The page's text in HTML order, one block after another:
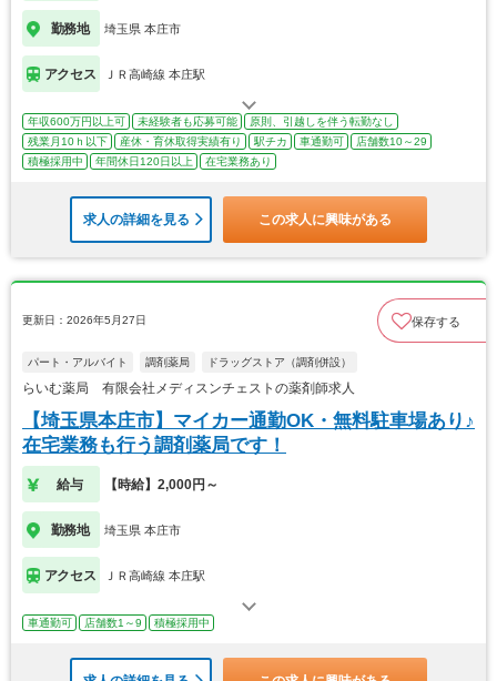
勤務地 埼玉県 本庄市
アクセス ＪＲ高崎線 本庄駅
年収600万円以上可 未経験者も応募可能
原則、引越しを伴う転勤なし
残業月10ｈ以下
産休・育休取得実績有り 駅チカ 車通勤可
店舗数10～29
積極採用中
年間休日120日以上 在宅業務あり
求人の詳細を見る この求人に興味がある
更新日：2026年5月27日 保存する
パート・アルバイト 調剤薬局 ドラッグストア（調剤併設）
らいむ薬局 有限会社メディスンチェストの薬剤師求人
【埼玉県本庄市】マイカー通勤OK・無料駐車場あり♪
在宅業務も行う調剤薬局です！
給与 【時給】2,000円～
勤務地 埼玉県 本庄市
アクセス ＪＲ高崎線 本庄駅
車通勤可 店舗数1～9 積極採用中